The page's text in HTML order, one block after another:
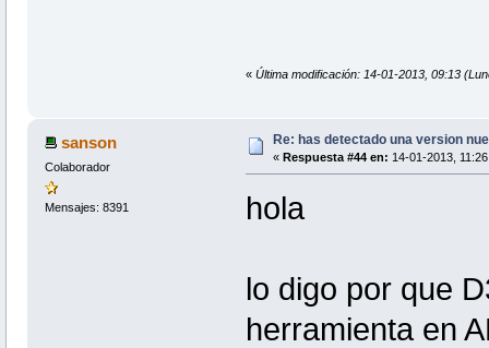
« Última modificación: 14-01-2013, 09:13
sanson
Colaborador
Mensajes: 8391
Re: has detectado una version
« Respuesta #44 en: 14-01-2013,
hola
lo digo por que
herramienta en